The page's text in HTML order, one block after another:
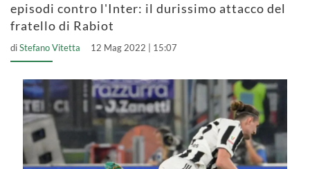
episodi contro l'Inter: il durissimo attacco del
fratello di Rabiot
diStefano Vitetta 12 Mag 2022 | 15:07